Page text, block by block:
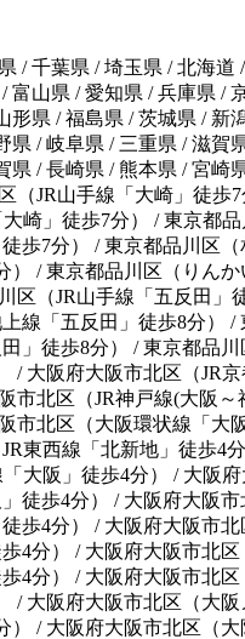
/ 千葉県 / 埼玉県 / 北海道
富山県 / 愛知県 / 兵庫県 /
形県 / 福島県 / 茨城県 / 新
県 / 岐阜県 / 三重県 / 滋賀
県 / 長崎県 / 熊本県 / 宮崎
（JR山手線「大崎」徒歩7
崎」徒歩7分） / 東京都
歩7分） / 東京都品川区（
） / 東京都品川区（りん
区（JR山手線「五反田」
線「五反田」徒歩8分） /
」徒歩8分） / 東京都品
/ 大阪府大阪市北区（JR
市北区（JR神戸線(大阪
市北区（大阪環状線「大
東西線「北新地」徒歩4
大阪」徒歩4分） / 大阪
徒歩4分） / 大阪府大阪
歩4分） / 大阪府大阪市
歩4分） / 大阪府大阪市北
歩4分） / 大阪府大阪市北
/ 大阪府大阪市北区（大
） / 大阪府大阪市北区（